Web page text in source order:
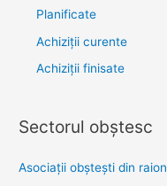
Planificate
Achiziții curente
Achiziții finisate
Sectorul obştesc
Asociaţii obşteşti din raion